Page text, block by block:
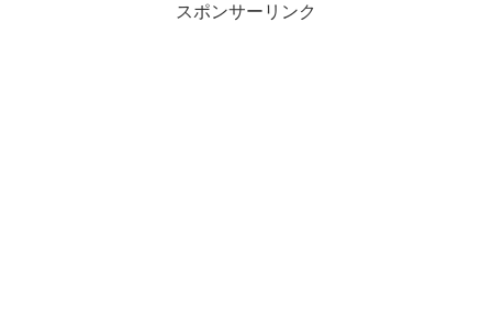
スポンサーリンク